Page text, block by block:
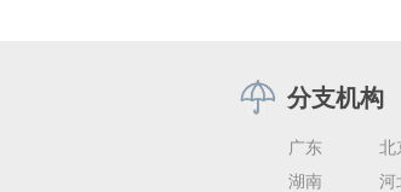
分支机构
广东 北
湖南
河